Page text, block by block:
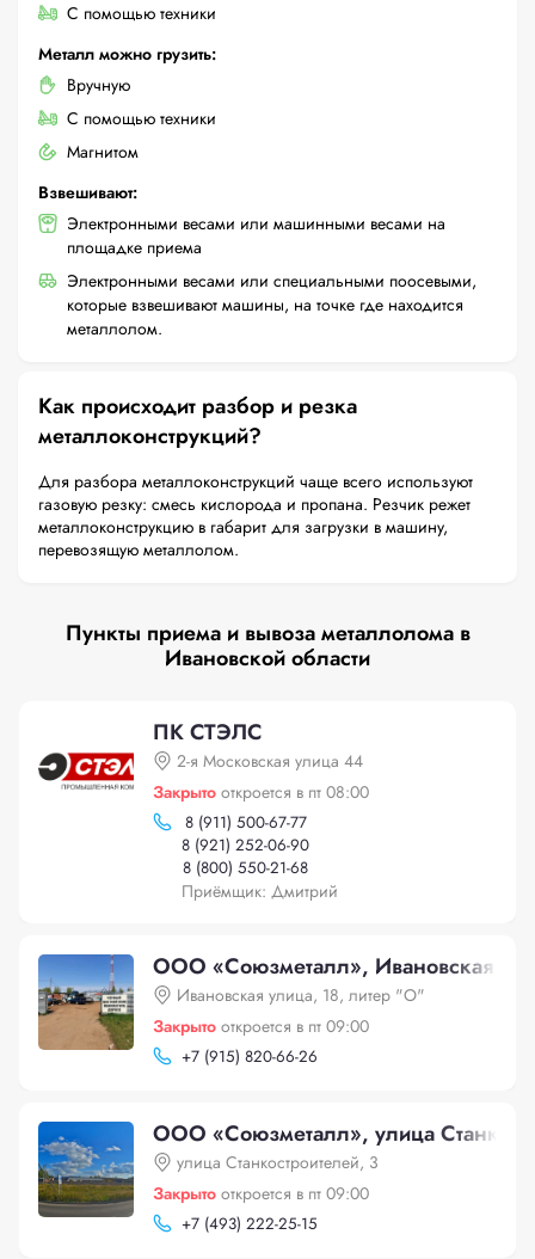
С помощью техники
Металл можно грузить:
Вручную
С помощью техники
Магнитом
Взвешивают:
Электронными весами или машинными весами на
площадке приема
Электронными весами или специальными поосевыми,
которые взвешивают машины, на точке где находится
металлолом.
Как происходит разбор и резка
металлоконструкций?
Для разбора металлоконструкций чаще всего используют
газовую резку: смесь кислорода и пропана. Резчик режет
металлоконструкцию в габарит для загрузки в машину,
перевозящую металлолом.
Пункты приема и вывоза металлолома в
Ивановской области
ПК СТЭЛС
2-я Московская улица 44
Закрыто откроется в пт 08:00
8 (911) 500-67-77
8 (921) 252-06-90
8 (800) 550-21-68
Приёмщик: Дмитрий
ООО «Союзметалл», Ивановская
Ивановская улица, 18, литер "О"
Закрыто откроется в пт 09:00
+7 (915) 820-66-26
ООО «Союзметалл», улица
улица Станкостроителей, 3
Закрыто откроется в пт 09:00
+7 (493) 222-25-15